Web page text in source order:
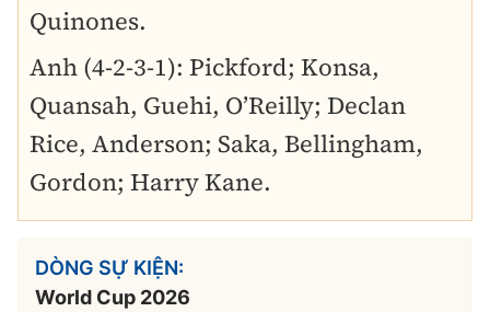
Quinones.
Anh (4-2-3-1): Pickford; Konsa,
Quansah, Guehi, O’Reilly; Declan
Rice, Anderson; Saka, Bellingham,
Gordon; Harry Kane.
DÒNG SỰ KIỆN:
World Cup 2026